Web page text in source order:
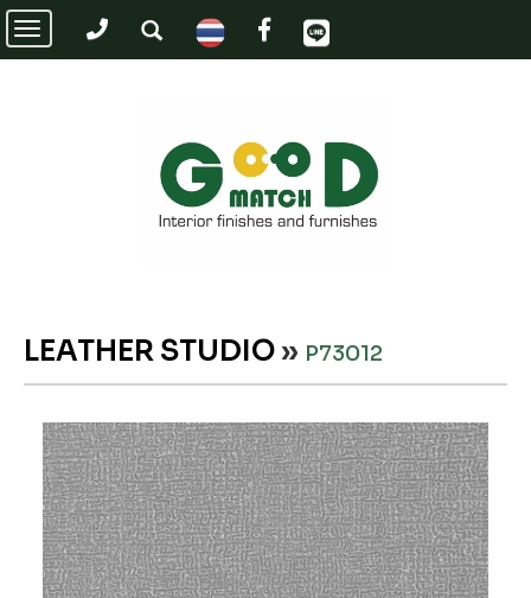
Toggle
navigation
LEATHER STUDIO » P73012